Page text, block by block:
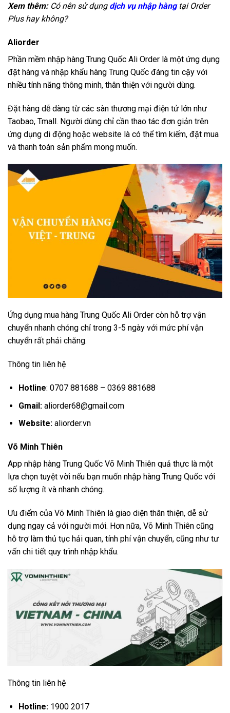
Xem thêm:Có nên sử dụng dịch vụ nhập hàngtại Order
Plus hay không?
Aliorder
Phần mềm nhập hàng Trung Quốc Ali Order là một ứng dụng
đặt hàng và nhập khẩu hàng Trung Quốc đáng tin cậy với
nhiều tính năng thông minh, thân thiện với người dùng.
Đặt hàng dễ dàng từ các sàn thương mại điện tử lớn như
Taobao, Tmall. Người dùng chỉ cần thao tác đơn giản trên
ứng dụng di động hoặc website là có thể tìm kiếm, đặt mua
và thanh toán sản phẩm mong muốn.
Ứng dụng mua hàng Trung Quốc Ali Order còn hỗ trợ vận
chuyển nhanh chóng chỉ trong 3-5 ngày với mức phí vận
chuyển rất phải chăng.
Thông tin liên hệ
Hotline: 0707 881688 – 0369 881688
Gmail: aliorder68@gmail.com
Website:aliorder.vn
Võ Minh Thiên
App nhập hàng Trung Quốc Võ Minh Thiên quả thực là một
lựa chọn tuyệt vời nếu bạn muốn nhập hàng Trung Quốc với
số lượng ít và nhanh chóng.
Ưu điểm của Võ Minh Thiên là giao diện thân thiện, dễ sử
dụng ngay cả với người mới. Hơn nữa, Võ Minh Thiên cũng
hỗ trợ làm thủ tục hải quan, tính phí vận chuyển, cũng như tư
vấn chi tiết quy trình nhập khẩu.
Thông tin liên hệ
Hotline:1900 2017